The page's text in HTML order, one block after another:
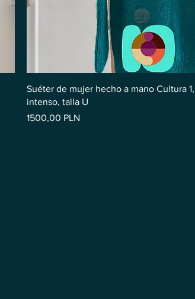
Suéter de mujer hecho a mano Cultura
intenso, talla U
Precio
1500,00 PLN